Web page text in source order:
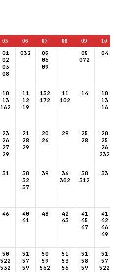
05 06 07 08 09 10
01
02
03
08
032
05
06
09
-
05
072
04
10
13
162
11
12
19
132
172
11
102
14
10
13
16
23
26
27
29
21
28
29
20
26
29
25
28
20
25
26
232
31
30
32
37
39
36
302
30
312
33
46
40
41
48
42
43
41
45
47
41
42
46
49
50
522
532
51
57
59
50
59
562
51
53
56
51
58
59
51
57
522